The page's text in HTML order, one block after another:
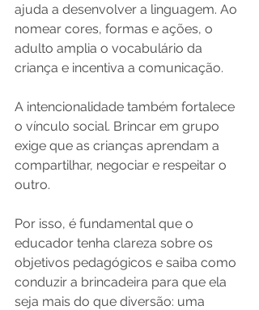
ajuda a desenvolver a linguagem. Ao
nomear cores, formas e ações, o
adulto amplia o vocabulário da
criança e incentiva a comunicação.
A intencionalidade também fortalece
o vínculo social. Brincar em grupo
exige que as crianças aprendam a
compartilhar, negociar e respeitar o
outro.
Por isso, é fundamental que o
educador tenha clareza sobre os
objetivos pedagógicos e saiba como
conduzir a brincadeira para que ela
seja mais do que diversão: uma